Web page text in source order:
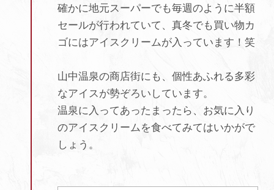
確かに地元スーパーでも毎週のように半額
セールが行われていて、真冬でも買い物カ
ゴにはアイスクリームが入っています！笑
山中温泉の商店街にも、個性あふれる多彩
なアイスが勢ぞろいしています。
温泉に入ってあったまったら、お気に入り
のアイスクリームを食べてみてはいかがで
しょう。